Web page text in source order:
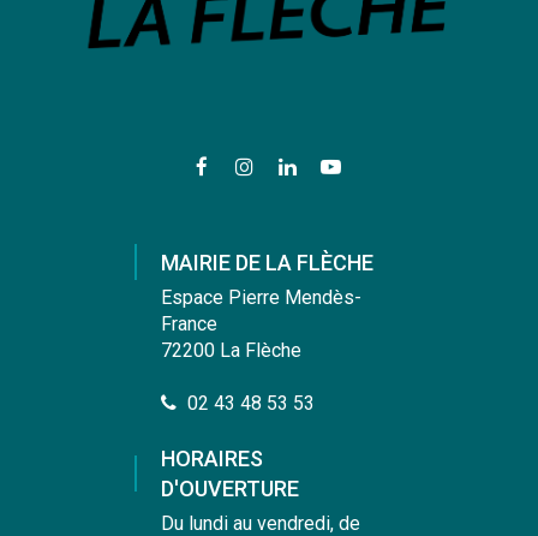
Lien
compte
Lien
compte
Lien
compte
chaîne
MAIRIE DE LA FLÈCHE
Espace Pierre Mendès-
France
72200 La Flèche
02 43 48 53 53
HORAIRES
D'OUVERTURE
Du lundi au vendredi, de